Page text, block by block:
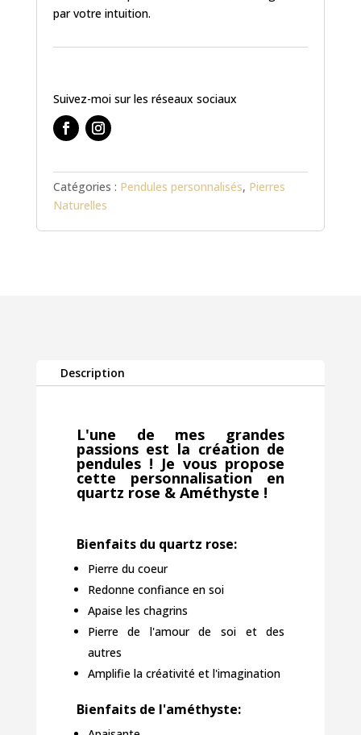
par votre intuition.
Suivez-moi sur les réseaux sociaux
Catégories : Pendules personnalisés, Pierres
Naturelles
Description
L'une de mes grandes
passions est la création de
pendules ! Je vous propose
cette personnalisation en
quartz rose & Améthyste !
Bienfaits du quartz rose:
Pierre du coeur
Redonne confiance en soi
Apaise les chagrins
Pierre de l'amour de soi et des
autres
Amplifie la créativité et l'imagination
Bienfaits de l'améthyste: